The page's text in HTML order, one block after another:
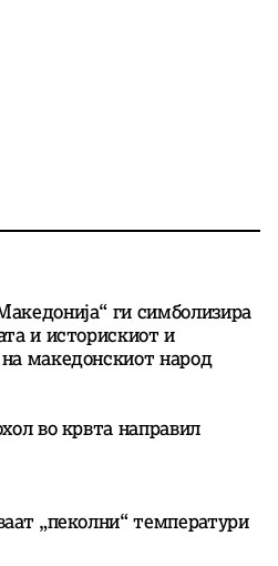
ги симболизира
и историскиот и
македонскиот народ
во крвта направил
„пеколни“ температури